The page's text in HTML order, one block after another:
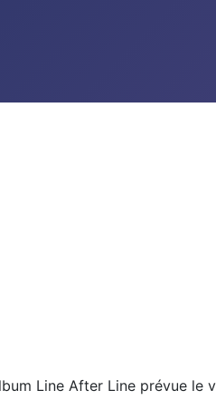
Line After Line prévue le